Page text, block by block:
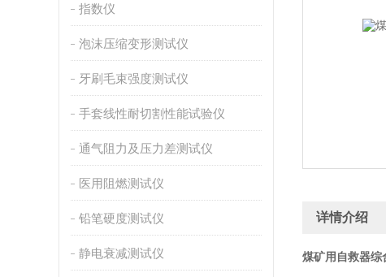
指数仪
泡沫压缩变形测试仪
牙刷毛束强度测试仪
手套线性耐切割性能试验仪
通气阻力及压力差测试仪
医用阻燃测试仪
铅笔硬度测试仪
静电衰减测试仪
详情介绍
煤矿用自救器综